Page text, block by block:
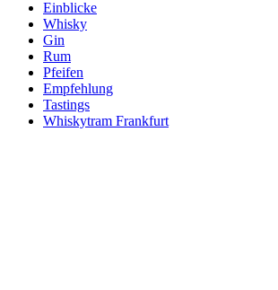
Einblicke
Whisky
Gin
Rum
Pfeifen
Empfehlung
Tastings
Whiskytram Frankfurt